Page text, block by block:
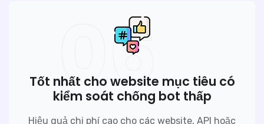
06
Tốt nhất cho website mục tiêu có
kiểm soát chống bot thấp
Hiệu quả chi phí cao cho các website, API hoặc